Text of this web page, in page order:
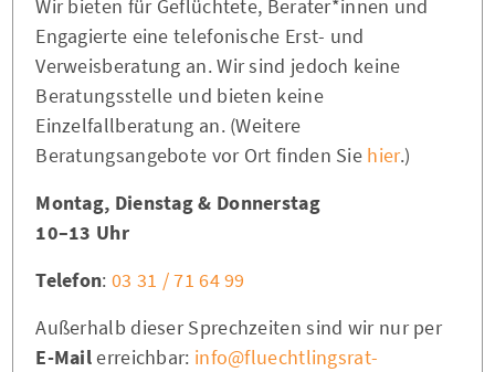
Wir bieten für Geflüchtete, Berater*innen und
Engagierte eine telefonische Erst- und
Verweisberatung an. Wir sind jedoch keine
Beratungsstelle und bieten keine
Einzelfallberatung an. (Weitere
Beratungsangebote vor Ort finden Sie hier.)
Montag, Dienstag & Donnerstag
10–13 Uhr
Telefon: 03 31 / 71 64 99
Außerhalb dieser Sprechzeiten sind wir nur per
E-Mailerreichbar: info@fluechtlingsrat-